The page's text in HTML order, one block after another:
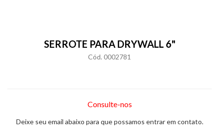
SERROTE PARA DRYWALL 6"
Cód. 0002781
Consulte-nos
Deixe seu email abaixo para que possamos entrar em contato.